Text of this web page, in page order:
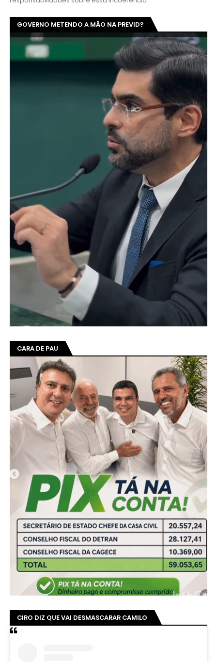
GOVERNO METENDO A MÃO NA PREVID?
CARA DE PAU
CIRO DIZ QUE VAI DESMASCARAR CAMILO